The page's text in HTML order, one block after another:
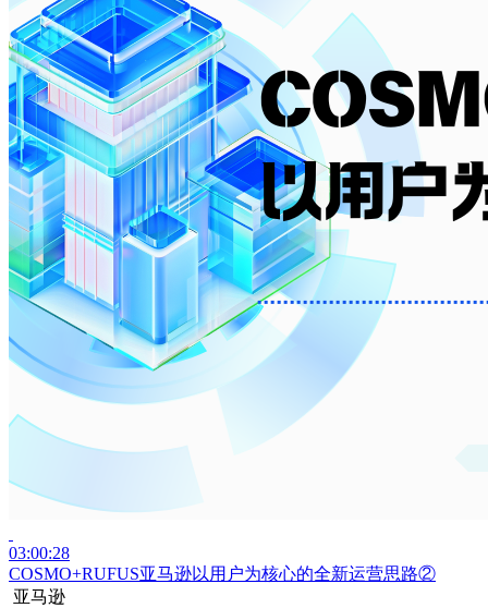
03:00:28
COSMO+RUFUS亚马逊以用户为核心的全新运营思路②
亚马逊